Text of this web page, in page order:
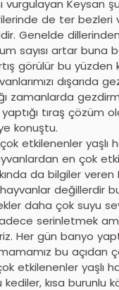
vurgulayan Keysan
de ter bezleri
Genelde
sayısı artar buna
görülür bu yüzden
dışarıda
zamanlarda
tıraş çözüm
konuştu.
etkilenenler yaşlı
en çok
da bilgiler veren
değillerdir
daha çok suyu
serinletmek
Her gün banyo
bu açıdan
etkilenenler yaşlı
kısa burunlu